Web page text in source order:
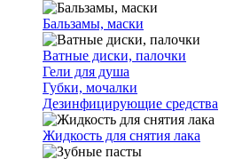
Бальзамы, маски
Ватные диски, палочки
Гели для душа
Губки, мочалки
Дезинфицирующие средства
Жидкость для снятия лака